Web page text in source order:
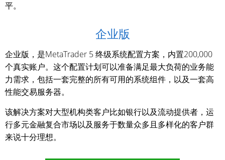
平。
企业版
企业版，是MetaTrader 5 终级系统配置方案，内置200,000
个真实账户。这个配置计划可以准备满足最大负荷的业务能
力需求，包括一套完整的所有可用的系统组件，以及一套高
性能交易服务器。
该解决方案对大型机构类客户比如银行以及流动提供者，运
行多元金融复合市场以及服务于数量众多且多样化的客户群
来说十分理想。